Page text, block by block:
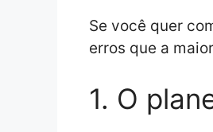
Se você quer
erros que a
1. O